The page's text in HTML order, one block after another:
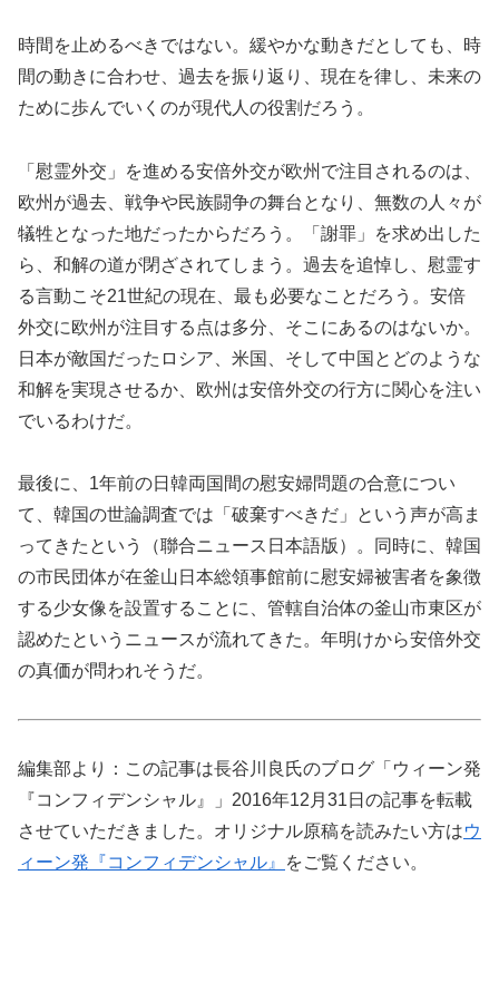
時間を止めるべきではない。緩やかな動きだとしても、時
間の動きに合わせ、過去を振り返り、現在を律し、未来の
ために歩んでいくのが現代人の役割だろう。
「慰霊外交」を進める安倍外交が欧州で注目されるのは、
欧州が過去、戦争や民族闘争の舞台となり、無数の人々が
犠牲となった地だったからだろう。「謝罪」を求め出した
ら、和解の道が閉ざされてしまう。過去を追悼し、慰霊す
る言動こそ21世紀の現在、最も必要なことだろう。安倍
外交に欧州が注目する点は多分、そこにあるのはないか。
日本が敵国だったロシア、米国、そして中国とどのような
和解を実現させるか、欧州は安倍外交の行方に関心を注い
でいるわけだ。
最後に、1年前の日韓両国間の慰安婦問題の合意につい
て、韓国の世論調査では「破棄すべきだ」という声が高ま
ってきたという（聯合ニュース日本語版）。同時に、韓国
の市民団体が在釜山日本総領事館前に慰安婦被害者を象徴
する少女像を設置することに、管轄自治体の釜山市東区が
認めたというニュースが流れてきた。年明けから安倍外交
の真価が問われそうだ。
編集部より：この記事は長谷川良氏のブログ「ウィーン発
『コンフィデンシャル』」2016年12月31日の記事を転載
させていただきました。オリジナル原稿を読みたい方はウ
ィーン発『コンフィデンシャル』
をご覧ください。